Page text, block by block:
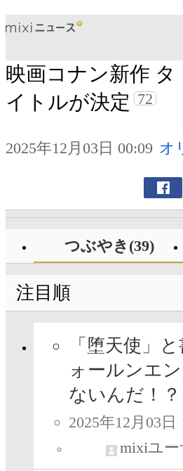
映画コナン新作 タ
イトルが決定 72
2025年12月03日 00:09 オ
つぶやき(39)
注目順
「堕天使」
ォールンエ
ないんだ！？
2025年12月03日
mixiユー